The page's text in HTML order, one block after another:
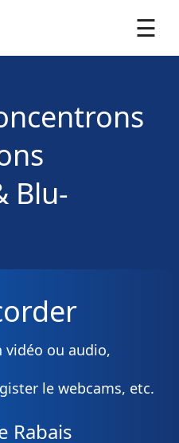
☰
Blu-
vidéo ou audio,
le webcams, etc.
Rabais